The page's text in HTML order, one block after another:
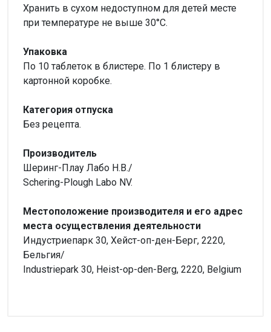
Хранить в сухом недоступном для детей месте
при температуре не выше 30°С.
Упаковка
По 10 таблеток в блистере. По 1 блистеру в
картонной коробке.
Категория отпуска
Без рецепта.
Производитель
Шеринг-Плау Лабо Н.В./
Schering-Plough Labo NV.
Местоположение производителя и его адрес
места осуществления деятельности
Индустриепарк 30, Хейст-оп-ден-Берг, 2220,
Бельгия/
Industriepark 30, Heist-op-den-Berg, 2220, Belgium